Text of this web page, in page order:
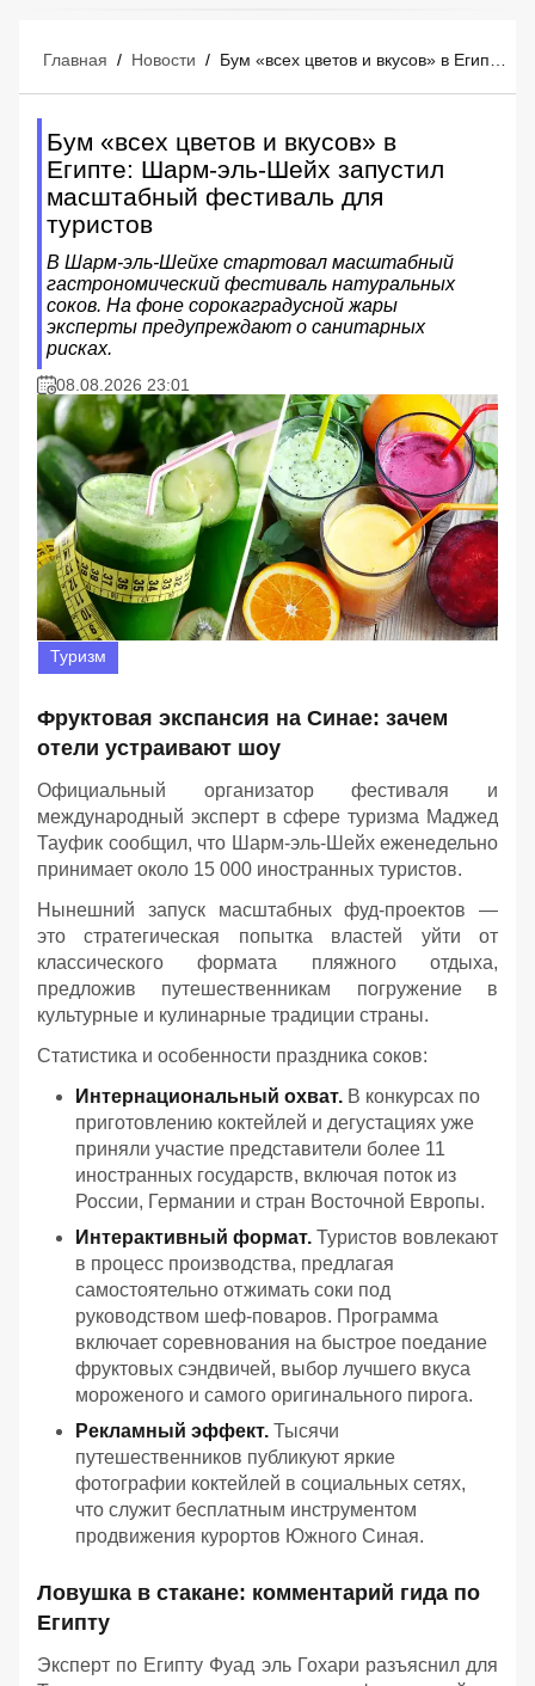
Главная / Новости / Бум «всех цветов и вкусов» в Египте: Шарм-эль-Шейх запустил масштабный фестиваль для туристов
Бум «всех цветов и вкусов» в
Египте: Шарм-эль-Шейх запустил
масштабный фестиваль для
туристов
В Шарм-эль-Шейхе стартовал масштабный
гастрономический фестиваль натуральных
соков. На фоне сорокаградусной жары
эксперты предупреждают о санитарных
рисках.
08.08.2026 23:01
Туризм
Фруктовая экспансия на Синае: зачем
отели устраивают шоу
Официальный организатор фестиваля и
международный эксперт в сфере туризма Маджед
Тауфик сообщил, что Шарм-эль-Шейх еженедельно
принимает около 15 000 иностранных туристов.
Нынешний запуск масштабных фуд-проектов —
это стратегическая попытка властей уйти от
классического формата пляжного отдыха,
предложив путешественникам погружение в
культурные и кулинарные традиции страны.
Статистика и особенности праздника соков:
Интернациональный охват. В конкурсах по
приготовлению коктейлей и дегустациях уже
приняли участие представители более 11
иностранных государств, включая поток из
России, Германии и стран Восточной Европы.
Интерактивный формат. Туристов вовлекают
в процесс производства, предлагая
самостоятельно отжимать соки под
руководством шеф-поваров. Программа
включает соревнования на быстрое поедание
фруктовых сэндвичей, выбор лучшего вкуса
мороженого и самого оригинального пирога.
Рекламный эффект. Тысячи
путешественников публикуют яркие
фотографии коктейлей в социальных сетях,
что служит бесплатным инструментом
продвижения курортов Южного Синая.
Ловушка в стакане: комментарий гида по
Египту
Эксперт по Египту Фуад эль Гохари разъяснил для